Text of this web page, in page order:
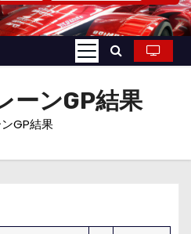
ーンGP結果
GP結果